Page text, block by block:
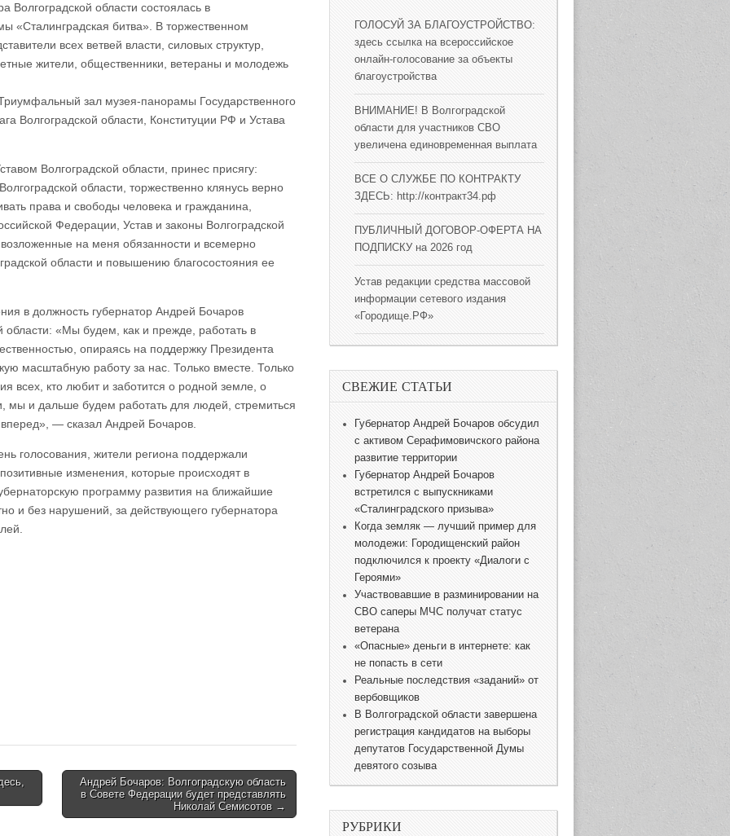
Волгоградской области состоялась в
«Сталинградская битва». В торжественном
всех ветвей власти, силовых структур,
жители, общественники, ветераны и молодежь
зал музея-панорамы Государственного
Волгоградской области, Конституции РФ и Устава
Волгоградской области, принес присягу:
области, торжественно клянусь верно
права и свободы человека и гражданина,
Федерации, Устав и законы Волгоградской
на меня обязанности и всемерно
области и повышению благосостояния ее
в должность губернатор Андрей Бочаров
области: «Мы будем, как и прежде, работать в
опираясь на поддержку Президента
масштабную работу за нас. Только вместе. Только
всех, кто любит и заботится о родной земле, о
мы и дальше будем работать для людей, стремиться
— сказал Андрей Бочаров.
голосования, жители региона поддержали
изменения, которые происходят в
программу развития на ближайшие
и без нарушений, за действующего губернатора
Андрей Бочаров: Волгоградскую область
в Совете Федерации будет представлять
Николай Семисотов →
ГОЛОСУЙ ЗА БЛАГОУСТРОЙСТВО:
здесь ссылка на всероссийское
онлайн-голосование за объекты
благоустройства
ВНИМАНИЕ! В Волгоградской
области для участников СВО
увеличена единовременная выплата
ВСЕ О СЛУЖБЕ ПО КОНТРАКТУ
ЗДЕСЬ: http://контракт34.рф
ПУБЛИЧНЫЙ ДОГОВОР-ОФЕРТА НА
ПОДПИСКУ на 2026 год
Устав редакции средства массовой
информации сетевого издания
«Городище.РФ»
СВЕЖИЕ СТАТЬИ
Губернатор Андрей Бочаров обсудил
с активом Серафимовичского района
развитие территории
Губернатор Андрей Бочаров
встретился с выпускниками
«Сталинградского призыва»
Когда земляк — лучший пример для
молодежи: Городищенский район
подключился к проекту «Диалоги с
Героями»
Участвовавшие в разминировании на
СВО саперы МЧС получат статус
ветерана
«Опасные» деньги в интернете: как
не попасть в сети
Реальные последствия «заданий» от
вербовщиков
В Волгоградской области завершена
регистрация кандидатов на выборы
депутатов Государственной Думы
девятого созыва
РУБРИКИ